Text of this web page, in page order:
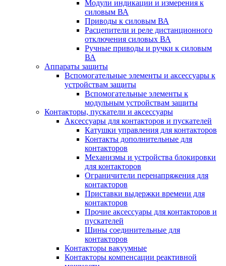
Модули индикации и измерения к
силовым ВА
Приводы к силовым ВА
Расцепители и реле дистанционного
отключения силовых ВА
Ручные приводы и ручки к силовым
ВА
Аппараты защиты
Вспомогательные элементы и аксессуары к
устройствам защиты
Вспомогательные элементы к
модульным устройствам защиты
Контакторы, пускатели и аксессуары
Аксессуары для контакторов и пускателей
Катушки управления для контакторов
Контакты дополнительные для
контакторов
Механизмы и устройства блокировки
для контакторов
Ограничители перенапряжения для
контакторов
Приставки выдержки времени для
контакторов
Прочие аксессуары для контакторов и
пускателей
Шины соединительные для
контакторов
Контакторы вакуумные
Контакторы компенсации реактивной